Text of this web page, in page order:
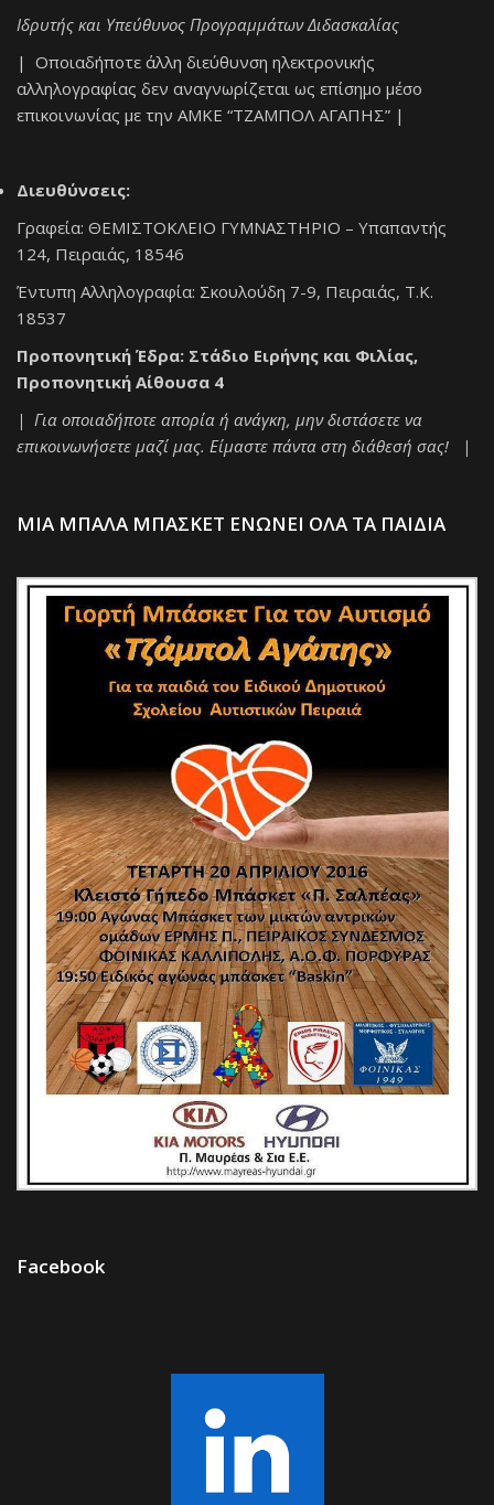
Ιδρυτής και Υπεύθυνος Προγραμμάτων Διδασκαλίας
| Οποιαδήποτε άλλη διεύθυνση ηλεκτρονικής
αλληλογραφίας δεν αναγνωρίζεται ως επίσημο μέσο
επικοινωνίας με την ΑΜΚΕ “ΤΖΑΜΠΟΛ ΑΓΑΠΗΣ” |
Διευθύνσεις:
Γραφεία: ΘΕΜΙΣΤΟΚΛΕΙΟ ΓΥΜΝΑΣΤΗΡΙΟ – Υπαπαντής
124, Πειραιάς, 18546
Έντυπη Αλληλογραφία: Σκουλούδη 7-9, Πειραιάς, Τ.Κ.
18537
Προπονητική Έδρα: Στάδιο Ειρήνης και Φιλίας,
Προπονητική Αίθουσα 4
| Για οποιαδήποτε απορία ή ανάγκη, μην διστάσετε να
επικοινωνήσετε μαζί μας. Είμαστε πάντα στη διάθεσή σας! |
ΜΙΑ ΜΠΑΛΑ ΜΠΑΣΚΕΤ ΕΝΩΝΕΙ ΟΛΑ ΤΑ ΠΑΙΔΙΑ
Facebook